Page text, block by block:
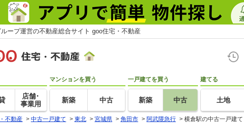
ループ運営の不動産総合サイト goo住宅・不動産
店舗･
事業用
マンションを買う
新築 中古
一戸建てを買う
新築 中古
建てる
土地
不動産 > 中古一戸建て > 東北 > 宮城県 > 角田市 > 阿武隈急行 > 横倉駅の中古一戸建